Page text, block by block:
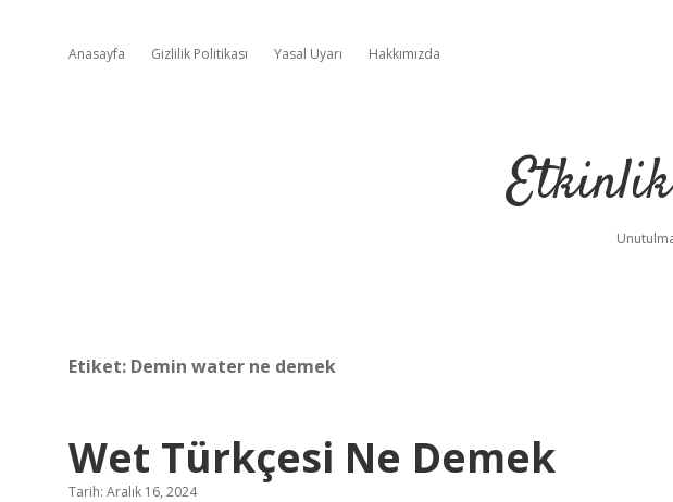
Anasayfa Gizlilik Politikası Yasal Uyarı Hakkımızda
Etiket: Demin water ne demek
Wet Türkçesi Ne Demek
Tarih: Aralık 16, 2024